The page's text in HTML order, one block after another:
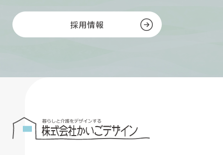
採用情報